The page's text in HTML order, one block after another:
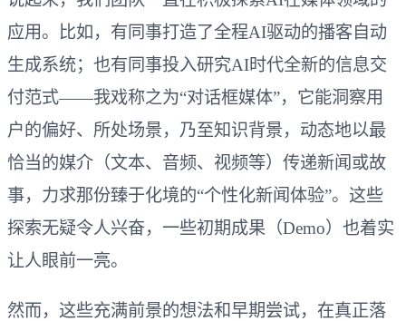
应用。比如，有同事打造了全程AI驱动的播客自动
生成系统；也有同事投入研究AI时代全新的信息交
付范式——我戏称之为“对话框媒体”，它能洞察用
户的偏好、所处场景，乃至知识背景，动态地以最
恰当的媒介（文本、音频、视频等）传递新闻或故
事，力求那份臻于化境的“个性化新闻体验”。这些
探索无疑令人兴奋，一些初期成果（Demo）也着实
让人眼前一亮。
然而，这些充满前景的想法和早期尝试，在真正落